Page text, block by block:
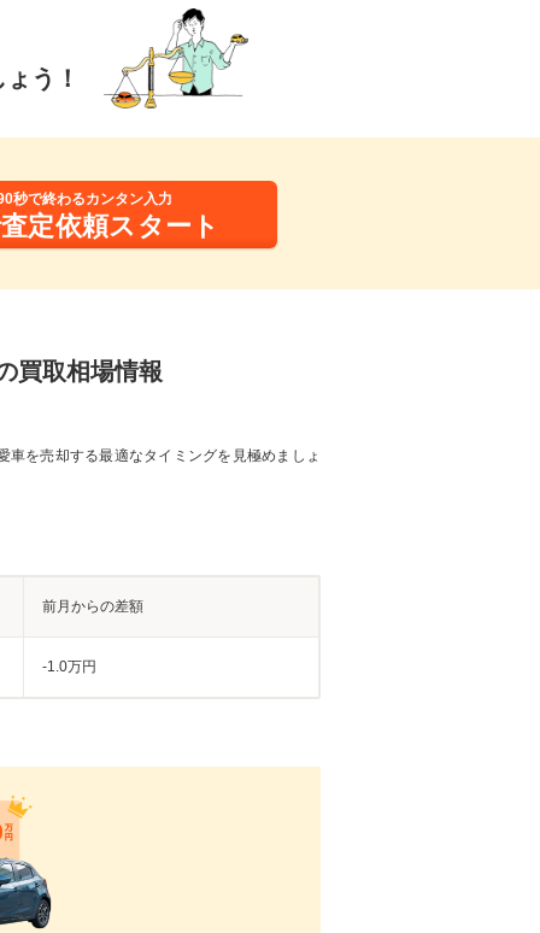
う！
秒で終わるカンタン入力
定依頼スタート
買取相場情報
を売却する最適なタイミングを見極めましょ
前月からの差額
-1.0万円